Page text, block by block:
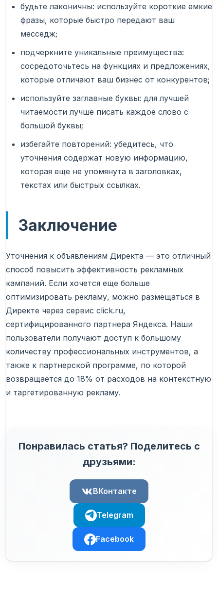
будьте лаконичны: используйте короткие емкие
фразы, которые быстро передают ваш
месседж;
подчеркните уникальные преимущества:
сосредоточьтесь на функциях и предложениях,
которые отличают ваш бизнес от конкурентов;
используйте заглавные буквы: для лучшей
читаемости лучше писать каждое слово с
большой буквы;
избегайте повторений: убедитесь, что
уточнения содержат новую информацию,
которая еще не упомянута в заголовках,
текстах или быстрых ссылках.
Заключение
Уточнения к объявлениям Директа — это отличный
способ повысить эффективность рекламных
кампаний. Если хочется еще больше
оптимизировать рекламу, можно размещаться в
Директе через сервис click.ru,
сертифицированного партнера Яндекса. Наши
пользователи получают доступ к большому
количеству профессиональных инструментов, а
также к партнерской программе, по которой
возвращается до 18% от расходов на контекстную
и таргетированную рекламу.
Понравилась статья? Поделитесь с
друзьями:
ВКонтакте
Telegram
Facebook